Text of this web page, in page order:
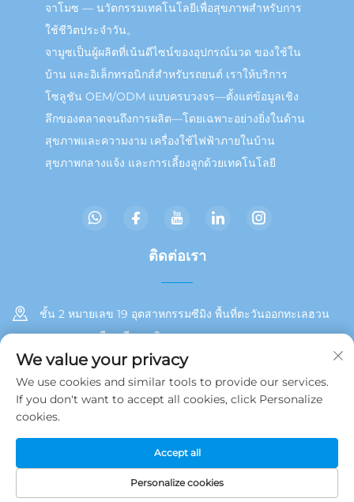
จาโมซ — นวัตกรรมเทคโนโลยีเพื่อสุขภาพสำหรับการ
ใช้ชีวิตประจำวัน。
จามูซเป็นผู้ผลิตที่เน้นดีไซน์ของอุปกรณ์นวด ของใช้ใน
บ้าน และอิเล็กทรอนิกส์สำหรับรถยนต์ เราให้บริการ
โซลูชัน OEM/ODM แบบครบวงจร—ตั้งแต่ข้อมูลเชิง
ลึกของตลาดจนถึงการผลิต—โดยเฉพาะอย่างยิ่งในด้าน
สุขภาพและความงาม เครื่องใช้ไฟฟ้าภายในบ้าน
สุขภาพกลางแจ้ง และการเลี้ยงลูกด้วยเทคโนโลยี
ติดต่อเรา
ชั้น 2 หมายเลข 19 อุตสาหกรรมซีมิง พื้นที่ตะวันออกทะเลฮวน
เขตตงอาน เมืองเซียะเหมิน
+86 13215929911
[email protected]
ลิขสิทธิ์ © 2025 โดย Jamooz (Xiamen) Technology Co., Ltd.
นโยบายความเป็นส่วนตัว
We value your privacy
We use cookies and similar tools to provide our services.
If you don't want to accept all cookies, click Personalize
cookies.
Personalize cookies
Accept all